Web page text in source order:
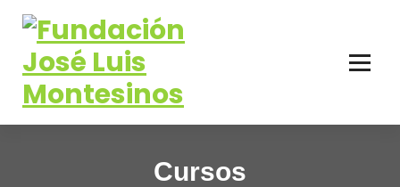
Cursos